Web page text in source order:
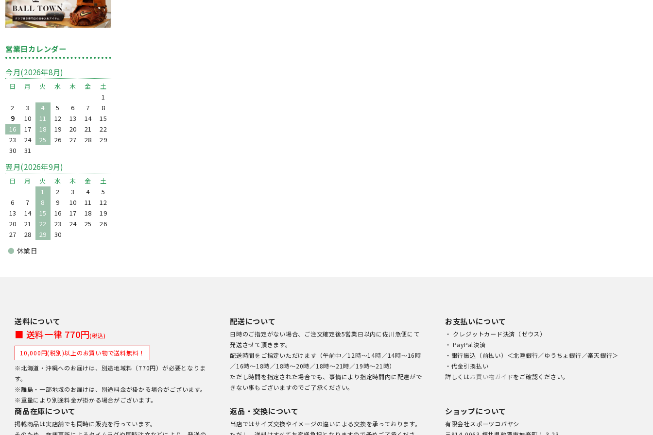
営業日カレンダー
今月(2026年8月)
日 月 火 水 木 金
土
1
2
3 4 5 6 7
8
9
10 11 12 13 14
15
16
17 18 19 20 21
22
23
24 25 26 27 28
29
30
31
翌月(2026年9月)
日 月 火 水 木 金
土
1
2 3 4
5
6
7 8 9 10 11
12
13
14 15 16 17 18
19
20
21 22 23 24 25
26
27
28 29 30
● 休業日
送料について
■ 送料一律 770円(税込)
10,000円(税別)以上のお買い物で送料無料！
※北海道・沖縄へのお届けは、別途地域料（770円）が必要となりま
す。
※離島・一部地域のお届けは、別途料金が掛かる場合がございます。
※重量により別途料金が掛かる場合がございます。
配送について
日時のご指定がない場合、ご注文確定後5営業日以内に佐川急便にて
発送させて頂きます。
配送時間をご指定いただけます（午前中／12時～14時／14時～16時
／16時～18時／18時～20時／18時～21時／19時～21時）
ただし時間を指定された場合でも、事情により指定時間内に配達がで
きない事もございますのでご了承ください。
お支払いについて
・ クレジットカード決済（ゼウス）
・ PayPal決済
・銀行振込（前払い）＜北陸銀行／ゆうちょ銀行／楽天銀行＞
・代金引換払い
詳しくはお買い物ガイドをご確認ください。
商品在庫について
掲載商品は実店舗でも同時に販売を行っています。
返品・交換について
当店ではサイズ交換やイメージの違いによる交換を承っております。
ショップについて
有限会社スポーツコバヤシ